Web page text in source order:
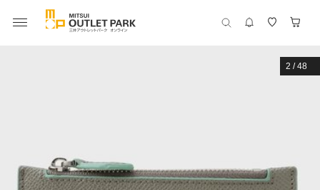
2 /48